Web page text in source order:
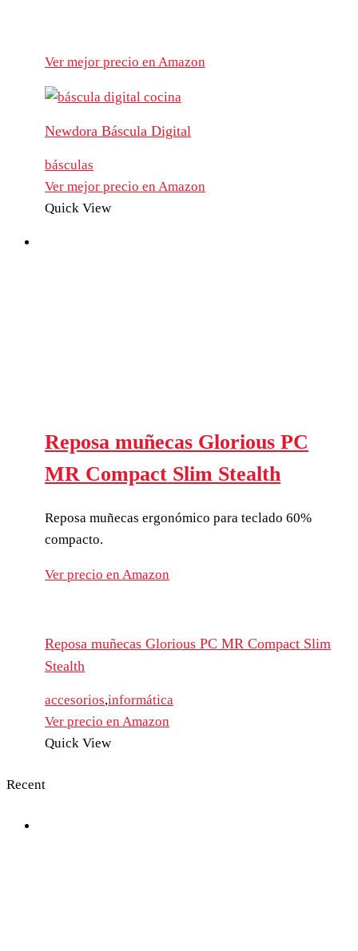
Ver mejor precio en Amazon
Newdora Báscula Digital
básculas
Ver mejor precio en Amazon
Quick View
Reposa muñecas Glorious PC
MR Compact Slim Stealth
Reposa muñecas ergonómico para teclado 60%
compacto.
Ver precio en Amazon
Reposa muñecas Glorious PC MR Compact Slim
Stealth
accesorios,informática
Ver precio en Amazon
Quick View
Recent